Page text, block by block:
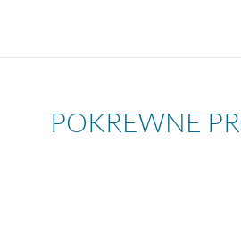
POKREWNE